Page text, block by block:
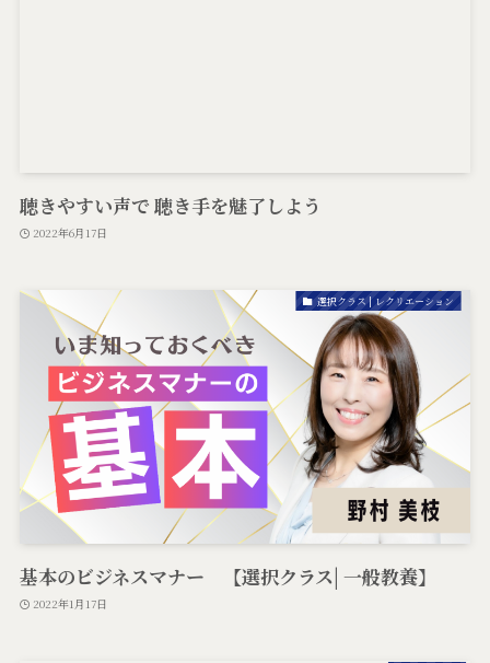
聴きやすい声で 聴き手を魅了しよう
2022年6月17日
選択クラス | レクリエーション
基本のビジネスマナー 【選択クラス| 一般教養】
2022年1月17日